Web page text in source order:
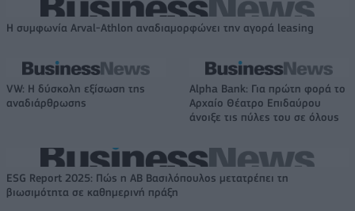
Η συμφωνία Arval-Athlon αναδιαμορφώνει την αγορά leasing
VW: Η δύσκολη εξίσωση της
αναδιάρθρωσης
Alpha Bank: Για πρώτη φορά το
Αρχαίο Θέατρο Επιδαύρου
άνοιξε τις πύλες του σε όλους
ESG Report 2025: Πώς η ΑΒ Βασιλόπουλος μετατρέπει τη
βιωσιμότητα σε καθημερινή πράξη